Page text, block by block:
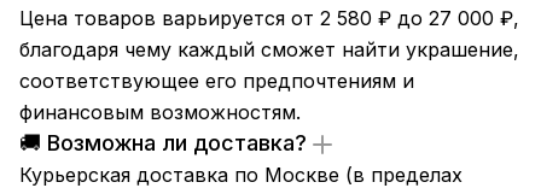
Цена товаров варьируется от 2 580 ₽ до 27 000 ₽,
благодаря чему каждый сможет найти украшение,
соответствующее его предпочтениям и
финансовым возможностям.
🚚 Возможна ли доставка?
Курьерская доставка по Москве (в пределах